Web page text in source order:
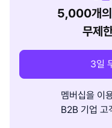
5,000개의
무제
3일
멤버십을 이
B2B 기업 고